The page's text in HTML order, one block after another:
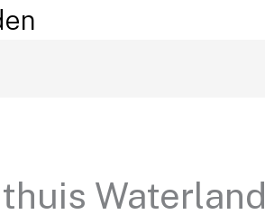
Waterland